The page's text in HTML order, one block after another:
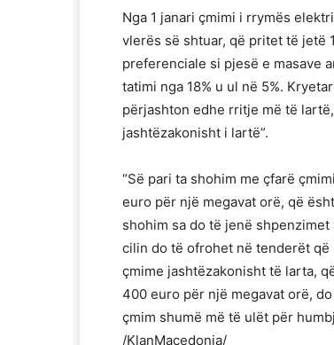
Nga 1 janari çmimi i rrymës
vlerës së shtuar, që pritet të jetë
preferenciale si pjesë e masave
tatimi nga 18% u ul në 5%.
përjashton edhe rritje më të
jashtëzakonisht i lartë”.
“Së pari ta shohim me çfarë
euro për një megavat orë, që
shohim sa do të jenë
cilin do të ofrohet në tenderët që
çmime jashtëzakonisht të larta,
400 euro për një megavat orë,
çmim shumë më të ulët për
/KlanMacedonia/